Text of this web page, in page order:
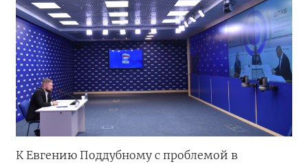
К Евгению Поддубному с проблемой в